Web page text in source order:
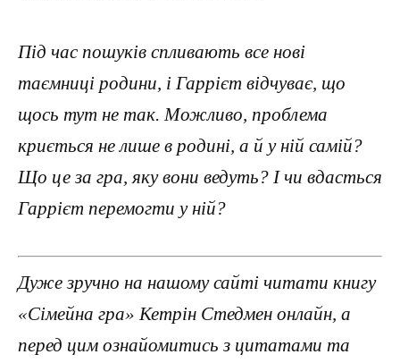
Під час пошуків спливають все нові
таємниці родини, і Гаррієт відчуває, що
щось тут не так. Можливо, проблема
криється не лише в родині, а й у ній самій?
Що це за гра, яку вони ведуть? І чи вдасться
Гаррієт перемогти у ній?
Дуже зручно на нашому сайті читати книгу
«Сімейна гра» Кетрін Стедмен онлайн, а
перед цим ознайомитись з цитатами та